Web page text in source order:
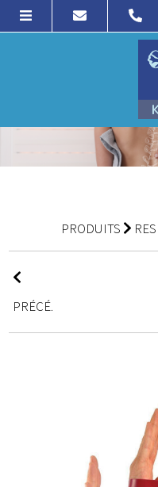
PRODUITS
PRÉCÉ.